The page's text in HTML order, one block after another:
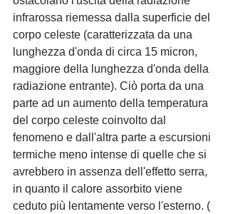
infrarossa riemessa dalla superficie del
corpo celeste (caratterizzata da una
lunghezza d'onda di circa 15 micron,
maggiore della lunghezza d'onda della
radiazione entrante). Ciò porta da una
parte ad un aumento della temperatura
del corpo celeste coinvolto dal
fenomeno e dall'altra parte a escursioni
termiche meno intense di quelle che si
avrebbero in assenza dell'effetto serra,
in quanto il calore assorbito viene
ceduto più lentamente verso l'esterno. (